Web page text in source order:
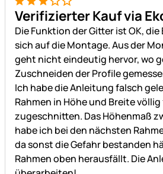
3 von 5
Verifizierter Kauf via
Die Funktion der Gitter ist OK,
sich auf die Montage. Aus der
geht nicht eindeutig hervor, wo
Zuschneiden der Profile
Ich habe die Anleitung falsch
Rahmen in Höhe und Breite
zugeschnitten. Das Höhenmaß
habe ich bei den nächsten
da sonst die Gefahr bestanden
Rahmen oben herausfällt. Die